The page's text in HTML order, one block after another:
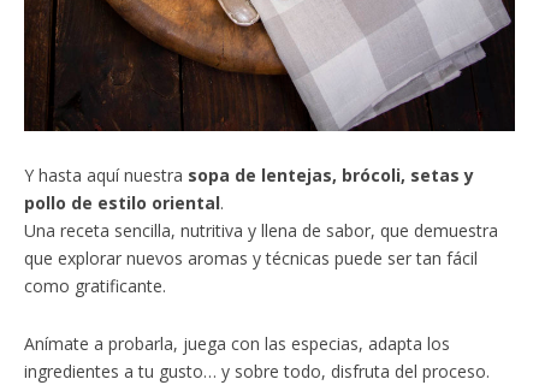
Y hasta aquí nuestra sopa de lentejas, brócoli, setas y
pollo de estilo oriental.
Una receta sencilla, nutritiva y llena de sabor, que demuestra
que explorar nuevos aromas y técnicas puede ser tan fácil
como gratificante.
Anímate a probarla, juega con las especias, adapta los
ingredientes a tu gusto… y sobre todo, disfruta del proceso.